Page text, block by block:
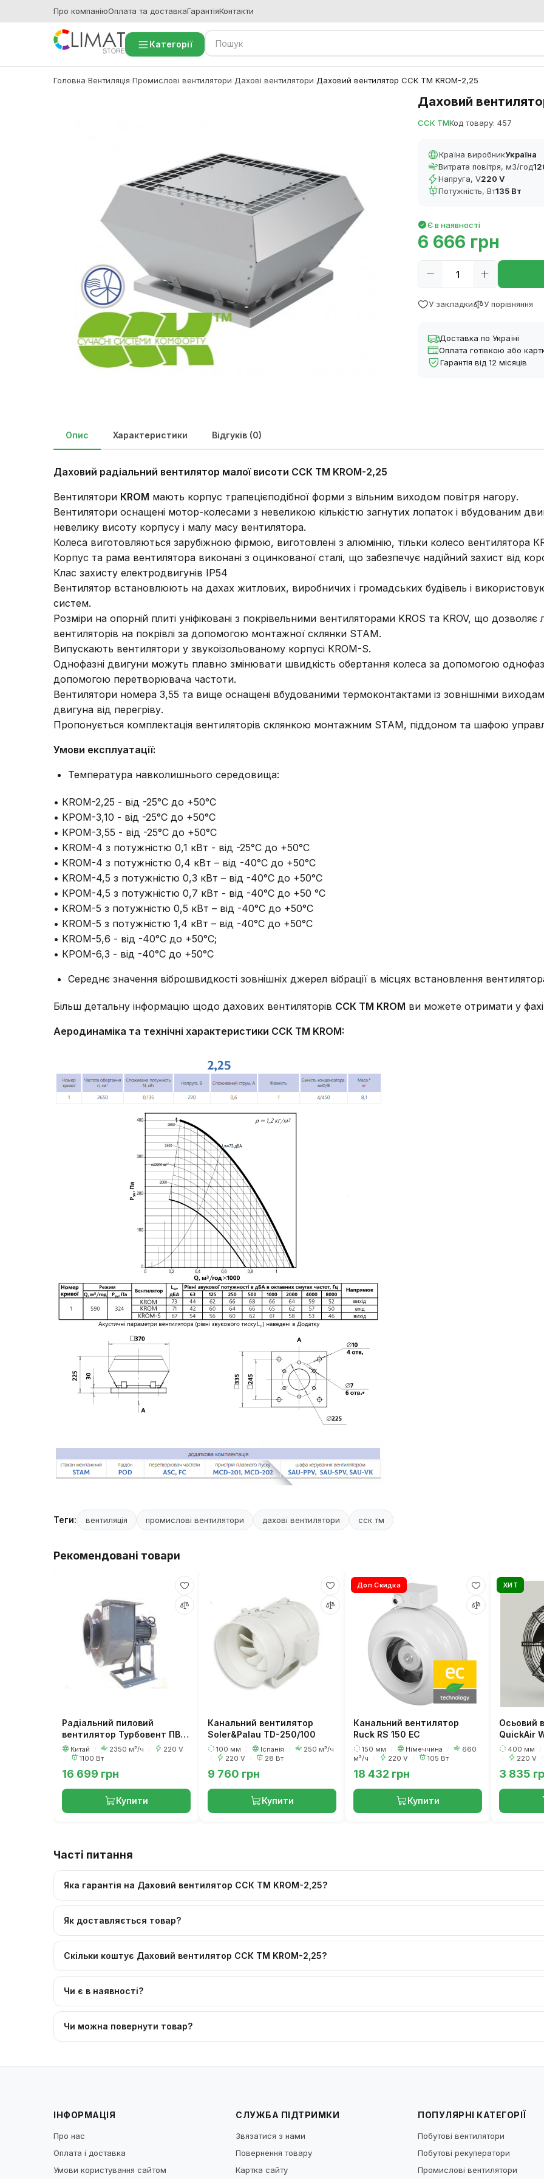
Про компаніюОплата та доставкаГарантіяКонтакти
Категорії
Головна Вентиляція Промислові вентилятори Дахові вентилятори Даховий вентилятор ССК ТМ KROM-2,25
Даховий
ССК ТМКод товару: 457
Країна виробникУкраїна
Витрата повітря, м3/год
Напруга, V220 V
Потужність, Вт135 Вт
Є в наявності
6 666 грн
У закладки У порівняння
Доставка по Україні
Оплата готівкою або
Гарантія від 12 місяців
Опис Характеристики Відгуків (0)
Даховий радіальний вентилятор малої висоти ССК ТМ KROM-2,25
Вентилятори КROM мають корпус трапецієподібної форми з вільним виходом повітря нагору.
Вентилятори оснащені мотор-колесами з невеликою кількістю загнутих лопаток і вбудованим
невелику висоту корпусу і малу масу вентилятора.
Колеса виготовляються зарубіжною фірмою, виготовлені з алюмінію, тільки колесо вентилятора
Корпус та рама вентилятора виконані з оцинкованої сталі, що забезпечує надійний захист від
Клас захисту електродвигунів IP54
Вентилятор встановлюють на дахах житлових, виробничих і громадських будівель і
систем.
Розміри на опорній плиті уніфіковані з покрівельними вентиляторами KROS та KROV, що
вентиляторів на покрівлі за допомогою монтажної склянки ЅТАМ.
Випускають вентилятори у звукоізольованому корпусі КROM-S.
Однофазні двигуни можуть плавно змінювати швидкість обертання колеса за допомогою
допомогою перетворювача частоти.
Вентилятори номера 3,55 та вище оснащені вбудованими термоконтактами із зовнішніми
двигуна від перегріву.
Пропонується комплектація вентиляторів склянкою монтажним ЅТАМ, піддоном та шафою
Умови експлуатації:
Температура навколишнього середовища:
• КRОМ-2,25 - від -25°С до +50°С
• КРОМ-3,10 - від -25°С до +50°С
• КРОМ-3,55 - від -25°С до +50°С
• КRОМ-4 з потужністю 0,1 кВт - від -25°С до +50°С
• КRОМ-4 з потужністю 0,4 кВт – від -40°С до +50°С
• KRОМ-4,5 з потужністю 0,3 кВт – від -40°С до +50°С
• КРОМ-4,5 з потужністю 0,7 кВт - від -40°С до +50 °С
• КRОМ-5 з потужністю 0,5 кВт – від -40°С до +50°С
• КRОМ-5 з потужністю 1,4 кВт – від -40°С до +50°С
• КROM-5,6 - від -40°С до +50°С;
• КРОМ-6,3 - від -40°С до +50°С
Середнє значення віброшвидкості зовнішніх джерел вібрації в місцях встановлення
Більш детальну інформацію щодо дахових вентиляторів ССК ТМ KROM ви можете отримати у
Аеродинаміка та технічні характеристики ССК ТМ KROM:
Теги: вентиляція промислові вентилятори дахові вентилятори сск тм
Рекомендовані товари
Радіальний пиловий
вентилятор Турбовент ПВР
1.1 Китай 2350 м³/ч
220 V
1100 Вт
16 699 грн
Купити
Канальний вентилятор
Soler&Palau TD-250/100
100 мм Іспанія
250 м³/ч
220 V 28 Вт
9 760 грн
Купити
Доп.Скидка
Канальний вентилятор
Ruck RS 150 EC
150 мм Німеччина
660
м³/ч
220 V 105 Вт
18 432 грн
Купити
ХИТ
Осьовий
QuickAir
400 мм
220 V
3 835
Часті питання
Яка гарантія на Даховий вентилятор ССК ТМ KROM-2,25?
Як доставляється товар?
Скільки коштує Даховий вентилятор ССК ТМ KROM-2,25?
Чи є в наявності?
Чи можна повернути товар?
ІНФОРМАЦІЯ
Про нас
Оплата і доставка
Умови користування сайтом
СЛУЖБА ПІДТРИМКИ
Звязатися з нами
Повернення товару
Картка сайту
ПОПУЛЯРНІ КАТЕГОРІЇ
Побутові вентилятори
Побутові рекуператори
Промислові вентилятори